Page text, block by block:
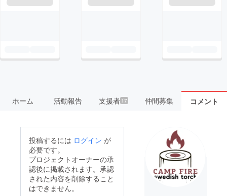
ホーム 活動報告 支援者 17 仲間募集 コメント
投稿するには ログイン が
必要です。
プロジェクトオーナーの承
認後に掲載されます。承認
された内容を削除すること
はできません。